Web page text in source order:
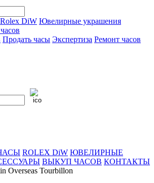
Rolex DiW Ювелирные украшения
Продать часы Экспертиза Ремонт часов
ROLEX DiW ЮВЕЛИРНЫЕ
ВЫКУП ЧАСОВ КОНТАКТЫ